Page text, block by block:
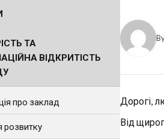
Дорогі,
Від
ТА
ВІДКРИТІСТЬ
про заклад
розвитку